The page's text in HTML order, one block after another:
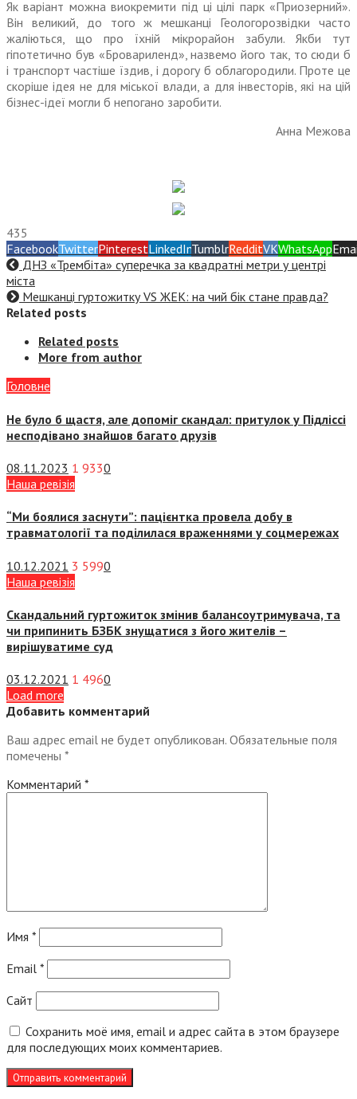
Як варіант можна виокремити під ці цілі парк «Приозерний».
Він великий, до того ж мешканці Геологорозвідки часто
жаліються, що про їхній мікрорайон забули. Якби тут
гіпотетично був «Бровари­ленд», назвемо його так, то сюди б
і транспорт частіше їздив, і дорогу б облагородили. Проте це
скоріше ідея не для міської влади, а для інвесторів, які на цій
бізнес-ідеї могли б непогано заробити.
Анна Межова
435
FacebookTwitterPinterestLinkedInTumblrRedditVKWhatsApp
ДНЗ «Трембіта» суперечка за квадратні метри у центрі
міста
Мешканці гуртожитку VS ЖЕК: на чий бік стане правда?
Related posts
Related posts
More from author
Головне
Не було б щастя, але допоміг скандал: притулок у Підліссі
несподівано знайшов багато друзів
08.11.2023 1 9330
Наша ревізія
“Ми боялися заснути”: пацієнтка провела добу в
травматології та поділилася враженнями у соцмережах
10.12.2021 3 5990
Наша ревізія
Скандальний гуртожиток змінив балансоутримувача, та
чи припинить БЗБК знущатися з його жителів –
вирішуватиме суд
03.12.2021 1 4960
Load more
Добавить комментарий
Ваш адрес email не будет опубликован. Обязательные поля
помечены *
Комментарий *
Имя *
Email *
Сайт
Сохранить моё имя, email и адрес сайта в этом браузере
для последующих моих комментариев.